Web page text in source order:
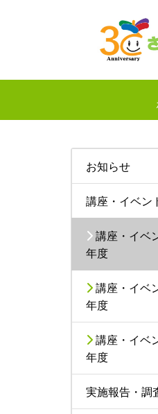
お知らせ
講座・イベン
講座・イベ
年度
講座・イベ
年度
講座・イベ
年度
実施報告・調